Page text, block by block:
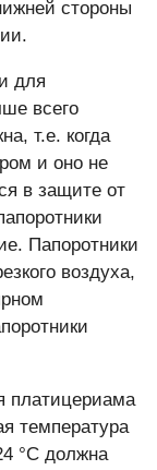
стороны
для
всего
т.е. когда
и оно не
в защите от
Папоротники
воздуха,
платицериама
температура
°С должна